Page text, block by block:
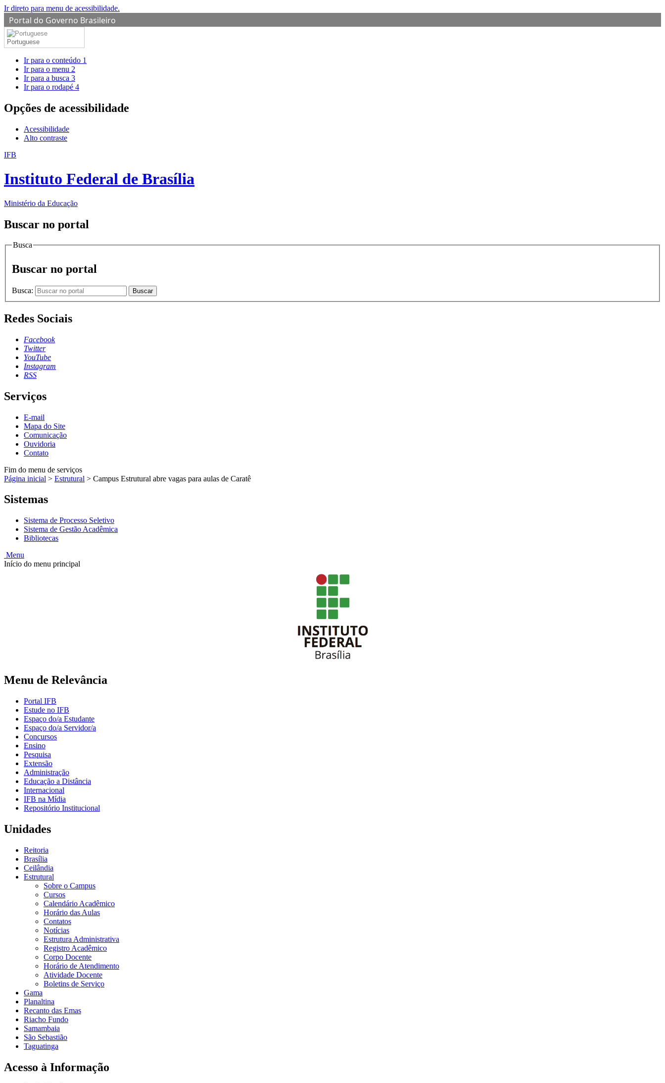
Ir direto para menu de acessibilidade.
Portal do Governo Brasileiro
Portuguese
Ir para o conteúdo 1
Ir para o menu 2
Ir para a busca 3
Ir para o rodapé 4
Opções de acessibilidade
Acessibilidade
Alto contraste
IFB
Instituto Federal de Brasília
Ministério da Educação
Buscar no portal
Busca
Buscar no portal
Busca: Buscar
Redes Sociais
Facebook
Twitter
YouTube
Instagram
RSS
Serviços
E-mail
Mapa do Site
Comunicação
Ouvidoria
Contato
Fim do menu de serviços
Página inicial > Estrutural > Campus Estrutural abre vagas para aulas de Caratê
Sistemas
Sistema de Processo Seletivo
Sistema de Gestão Acadêmica
Bibliotecas
Menu
Início do menu principal
Menu de Relevância
Portal IFB
Estude no IFB
Espaço do/a Estudante
Espaço do/a Servidor/a
Concursos
Ensino
Pesquisa
Extensão
Administração
Educação a Distância
Internacional
IFB na Mídia
Repositório Institucional
Unidades
Reitoria
Brasília
Ceilândia
Estrutural
Sobre o Campus
Cursos
Calendário Acadêmico
Horário das Aulas
Contatos
Notícias
Estrutura Administrativa
Registro Acadêmico
Corpo Docente
Horário de Atendimento
Atividade Docente
Boletins de Serviço
Gama
Planaltina
Recanto das Emas
Riacho Fundo
Samambaia
São Sebastião
Taguatinga
Acesso à Informação